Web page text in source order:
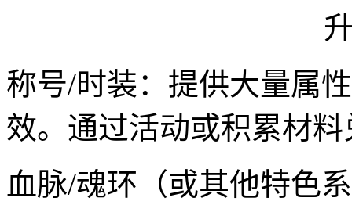
称号/时装：提供大量属
效。通过活动或积累材
血脉/魂环（或其他特色